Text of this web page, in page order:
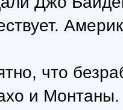
что
и Монтаны.